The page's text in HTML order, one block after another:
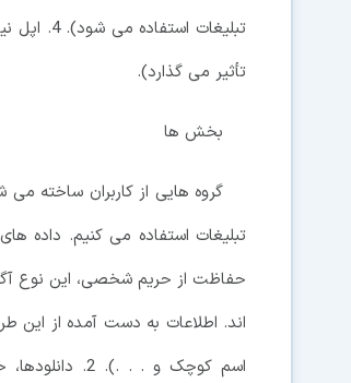
تأثیر می گذارد).
بخش ها
گروه هایی از کاربران ساخته
تبلیغات استفاده می کنیم. داده
اسم کوچک و .